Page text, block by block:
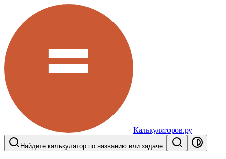
Калькуляторов.ру
Найдите калькулятор по названию или задаче